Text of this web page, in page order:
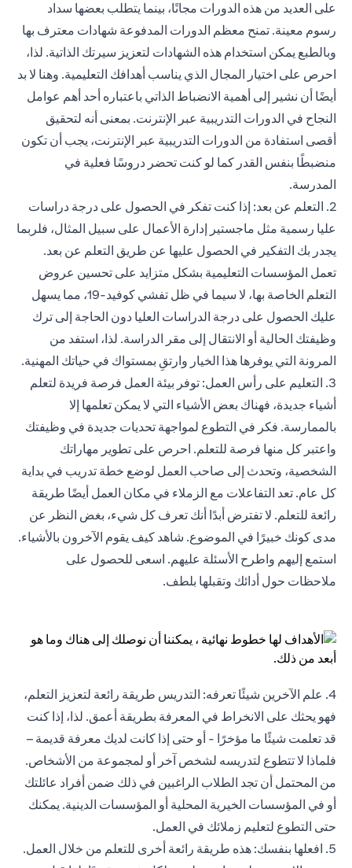
على العديد من هذه الدورات مجانًا، بينما يتطلب بعضها سداد
رسوم معينة. تمنح معظم الدورات المدفوعة شهادات معترف بها
وبالطبع يمكن استخدام هذه الشهادات لتعزيز سيرتك الذاتية. لذا،
احرص على اختيار المجال الذي يناسب أهدافك التعليمية. وهنا لا بد
أيضًا أن نشير إلى أهمية الانضباط الذاتي باعتباره أحد أهم عوامل
النجاح في الدورات التدريبية عبر الإنترنت. بمعنى أنه لتحقيق
أقصى استفادة من الدورات التدريبية عبر الإنترنت، يجب أن تكون
منضبطًا بنفس القدر كما لو كنت تحضر دروسًا فعلية في
المدرسة.
2. التعلم عن بعد: إذا كنت تفكر في الحصول على درجة دراسات
عليا رسمية مثل ماجستير إدارة الأعمال على سبيل المثال، فلربما
يجدر بك التفكير في الحصول عليها عن طريق التعلم عن بعد.
تعمل المؤسسات التعليمية بشكل متزايد على تحسين عروض
التعلم الخاصة بها، لا سيما في ظل تفشي كوفيد-19، مما يسهل
عليك الحصول على درجة الدراسات العليا دون الحاجة إلى ترك
وظيفتك الحالية أو الانتقال إلى مقر الدراسة. لذا، استفد من
المرونة التي يوفرها هذا الخيار وارتقِ بمستواك في حياتك المهنية.
3. التعليم على رأس العمل: توفر بيئة العمل فرصة فريدة لتعلم
أشياء جديدة، فهناك بعض الأشياء التي لا يمكن تعلمها إلا
بالممارسة. فكر في التطوع لمواجهة تحديات جديدة في وظيفتك
واعتبر كل منها فرصة للتعلم. احرص على تطوير مهاراتك
الشخصية، وتحدث إلى صاحب العمل لوضع خطة تدريب في بداية
كل عام. تعد التفاعلات مع الزملاء في مكان العمل أيضًا طريقة
رائعة للتعلم. لا تفترض أبدًا أنك تعرف كل شيء، بغض النظر عن
مدى كونك خبيرًا في الموضوع. شاهد كيف يقوم الآخرون بالأشياء.
استمع إليهم واطرح الأسئلة عليهم. اسعى للحصول على
ملاحظات حول أدائك وتقبلها بلطف.
4. علم الآخرين شيئًا تعرفه: التدريس طريقة رائعة لتعزيز التعلم،
فهو يحثك على الانخراط في المعرفة بطريقة أعمق. لذا، إذا كنت
قد تعلمت شيئًا ما مؤخرًا - أو حتى إذا كانت لديك معرفة قديمة –
فلماذا لا تتطوع لتدريسه لشخص آخر أو لمجموعة من الأشخاص.
من المحتمل أن تجد الطلاب الراغبين في ذلك ضمن أفراد عائلتك
أو في المؤسسات الخيرية المحلية أو المؤسسات الدينية. يمكنك
حتى التطوع لتعليم زملائك في العمل.
5. افعلها بنفسك: هذه طريقة رائعة أخرى للتعلم من خلال العمل.